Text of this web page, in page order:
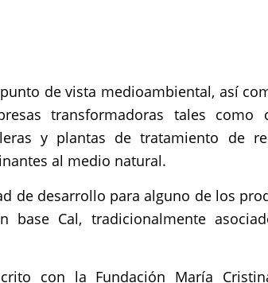
de vista medioambiental, así
transformadoras tales como
y plantas de tratamiento de
al medio natural.
de desarrollo para alguno de los
base Cal, tradicionalmente
con la Fundación María